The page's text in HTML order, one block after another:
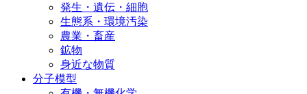
発生・遺伝・細胞
生態系・環境汚染
農業・畜産
鉱物
身近な物質
分子模型